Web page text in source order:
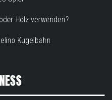
Holz verwenden?
Kugelbahn